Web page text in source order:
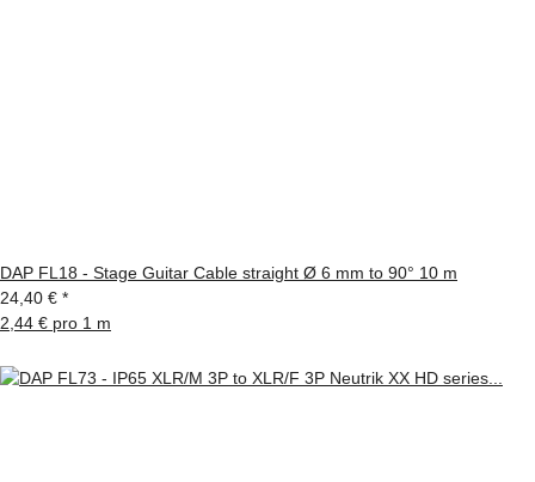
DAP FL18 - Stage Guitar Cable straight Ø 6 mm to 90° 10 m
24,40 € *
2,44 € pro 1 m